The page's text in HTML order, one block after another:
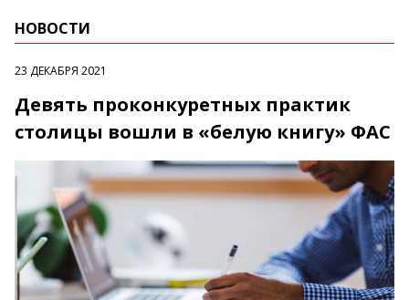
НОВОСТИ
23 ДЕКАБРЯ 2021
Девять проконкуретных практик
столицы вошли в «белую книгу» ФАС